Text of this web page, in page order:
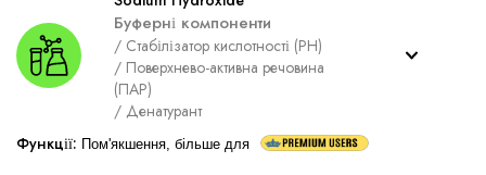
Буферні компоненти
/ Стабілізатор кислотності (PH)
/ Поверхнево-активна речовина
(ПАР)
/ Денатурант
Функції: Пом'якшення, більше для